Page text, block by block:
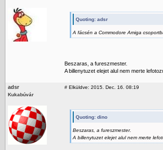
Quoting: adsr
A fácsén a Commodore Amiga
Beszaras, a fureszmester.
A billenytuzet elejet alul nem merte
adsr
Kukabúvár
# Elküldve: 2015. Dec. 16. 08:19
Quoting: dino
Beszaras, a fureszmester.
A billenytuzet elejet alul nem merte